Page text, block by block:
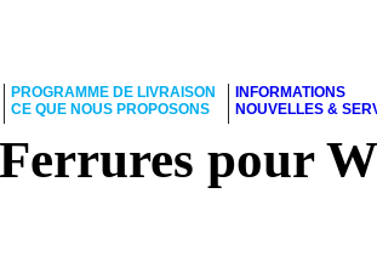
PROGRAMME DE LIVRAISON
CE QUE NOUS PROPOSONS
INFORMATIONS
NOUVELLES &
Ferrures pour